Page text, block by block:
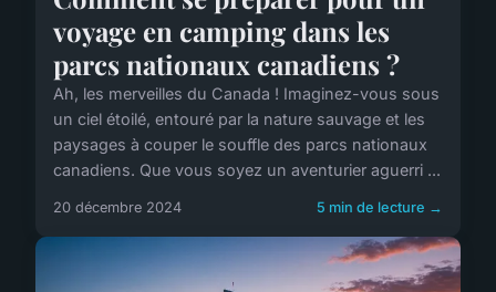
voyage en camping dans les
parcs nationaux canadiens ?
Ah, les merveilles du Canada ! Imaginez-vous sous
un ciel étoilé, entouré par la nature sauvage et les
paysages à couper le souffle des parcs nationaux
canadiens. Que vous soyez un aventurier aguerri ...
20 décembre 2024 5 min de lecture →